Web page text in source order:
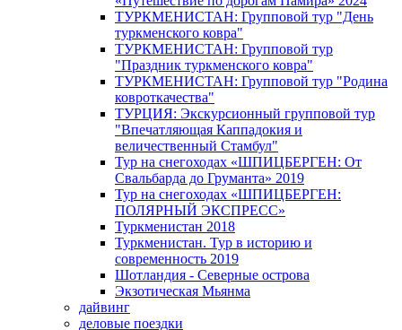
ТУРКМЕНИСТАН: Групповой тур "День
туркменского ковра"
ТУРКМЕНИСТАН: Групповой тур
"Праздник туркменского ковра"
ТУРКМЕНИСТАН: Групповой тур "Родина
ковроткачества"
ТУРЦИЯ: Экскурсионный групповой тур
"Впечатляющая Каппадокия и
величественный Стамбул"
Тур на снегоходах «ШПИЦБЕРГЕН: От
Свальбарда до Груманта» 2019
Тур на снегоходах «ШПИЦБЕРГЕН:
ПОЛЯРНЫЙ ЭКСПРЕСС»
Туркменистан 2018
Туркменистан. Тур в историю и
современность 2019
Шотландия - Северные острова
Экзотическая Мьянма
дайвинг
деловые поездки